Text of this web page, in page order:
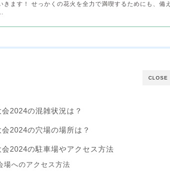
きます！ せっかくの花火を全力で満喫するためにも、備え
CLOSE
2024の混雑状況は？
2024の穴場の場所は？
2024の駐車場やアクセス方法
場へのアクセス方法